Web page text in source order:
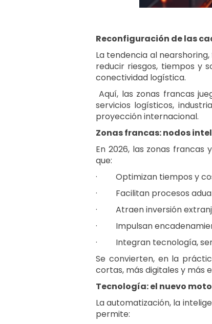
Reconfiguración de las
La tendencia al
reducir riesgos, tiempos y
conectividad logística.
Aquí, las zonas francas
servicios logísticos,
proyección internacional.
Zonas francas: nodos
En 2026, las zonas
que:
· Optimizan tiempos y
· Facilitan procesos
· Atraen inversión
· Impulsan
· Integran tecnología,
Se convierten, en la
cortas, más digitales y más
Tecnología: el nuevo
La automatización, la
permite: